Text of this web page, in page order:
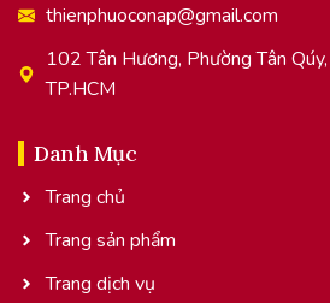
thienphuoconap@gmail.com
102 Tân Hương, Phường Tân
TP.HCM
Danh Mục
Trang chủ
Trang sản phẩm
Trang dịch vụ